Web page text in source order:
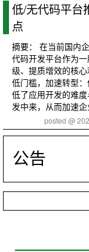
低/无代码平台
点
摘要： 在当前国内
代码开发平台作为
级、提质增效的核
低门槛，加速转型
低了应用开发的难
发中来，从而加速企
posted @
公告